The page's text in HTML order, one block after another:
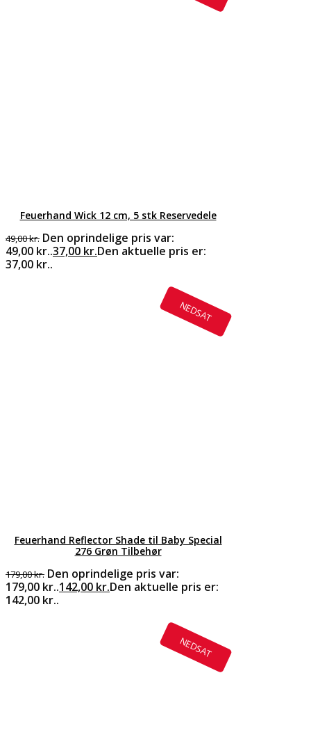
Feuerhand Wick 12 cm, 5 stk Reservedele
49,00kr. Den oprindelige pris var:
49,00 kr..37,00 kr.Den aktuelle pris er:
37,00 kr..
NEDSAT
Feuerhand Reflector Shade til Baby Special
276 Grøn Tilbehør
179,00kr. Den oprindelige pris var:
179,00 kr..142,00 kr.Den aktuelle pris er:
142,00 kr..
NEDSAT